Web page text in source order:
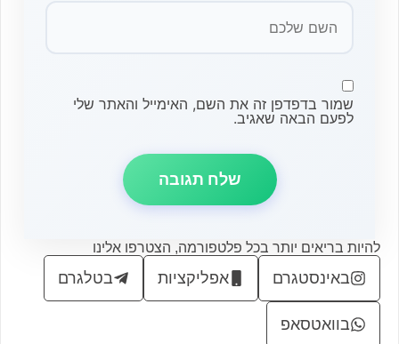
שמור בדפדפן זה את השם, האימייל והאתר שלי
לפעם הבאה שאגיב.
להיות בריאים יותר בכל פלטפורמה, הצטרפו אלינו
באינסטגרם אפליקציות בטלגרם
בוואטסאפ